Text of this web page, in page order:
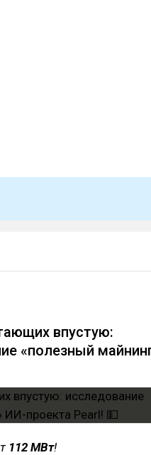
впустую:
«полезный
112 МВт!